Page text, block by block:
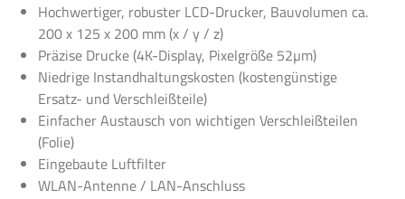
Hochwertiger, robuster LCD-Drucker, Bauvolumen ca.
200 x 125 x 200 mm (x / y / z)
Präzise Drucke (4K-Display, Pixelgröße 52µm)
Niedrige Instandhaltungskosten (kostengünstige
Ersatz- und Verschleißteile)
Einfacher Austausch von wichtigen Verschleißteilen
(Folie)
Eingebaute Luftfilter
WLAN-Antenne / LAN-Anschluss